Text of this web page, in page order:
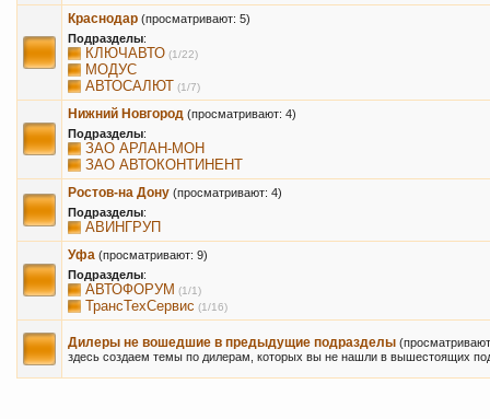
Краснодар (просматривают: 5)
Подразделы:
КЛЮЧАВТО (1/22)
МОДУС
АВТОСАЛЮТ (1/7)
Нижний Новгород (просматривают: 4)
Подразделы:
ЗАО АРЛАН-МОН
ЗАО АВТОКОНТИНЕНТ
Ростов-на Дону (просматривают: 4)
Подразделы:
АВИНГРУП
Уфа (просматривают: 9)
Подразделы:
АВТОФОРУМ (1/1)
ТрансТехСервис (1/16)
Дилеры не вошедшие в предыдущие подразделы
здесь создаем темы по дилерам, которых вы не нашли в вышестоящих